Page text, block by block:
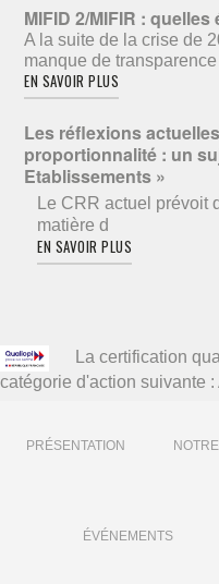
MIFID 2/MIFIR :
A la suite de la crise de
manque de
EN SAVOIR PLUS
Les réflexions
proportionnalité : un
Etablissements »
Le CRR actuel prévoit
matière d
EN SAVOIR PLUS
La certification
catégorie d'action suivante
PRÉSENTATION
ÉVÉNEMENTS